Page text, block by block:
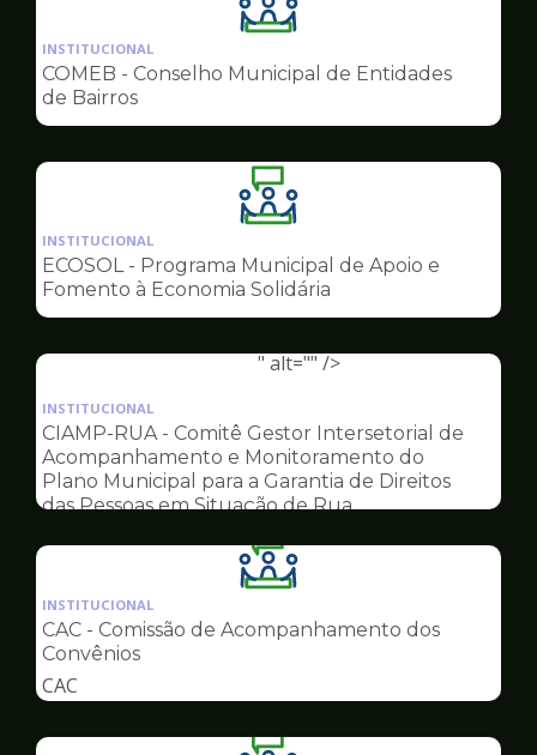
Ilustração
da
pagina
Conselhos
INSTITUCIONAL
COMEB - Conselho Municipal de Entidades
de Bairros
Ilustração
da
pagina
de
Conselhos
INSTITUCIONAL
ECOSOL - Programa Municipal de Apoio e
Fomento à Economia Solidária
" alt="" />
Ilustração
pagina
de
Conselhos
INSTITUCIONAL
CIAMP-RUA - Comitê Gestor Intersetorial de
Acompanhamento e Monitoramento do
Plano Municipal para a Garantia de Direitos
das Pessoas em Situação de Rua
Ilustração
da
pagina
INSTITUCIONAL
CAC - Comissão de Acompanhamento dos
Convênios
CAC